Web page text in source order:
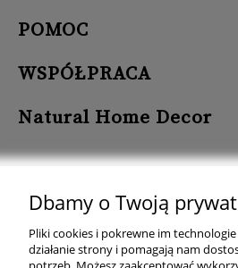
POMOC
WSPÓŁPRACA
Natural Home Decor
Natural Home Decor | E-mail: sklep at
507 707 299 | NIP: 7971800592 |
Dbamy o Twoją
Pliki cookies i pokrewne im
działanie strony i pomagają nam